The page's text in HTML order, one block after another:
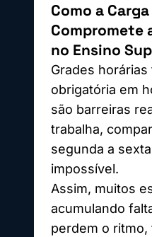
Como a
Compromete
no Ensino
Grades
obrigatória em
são barreiras
trabalha,
segunda a
impossível.
Assim, muitos
acumulando
perdem o ritmo,